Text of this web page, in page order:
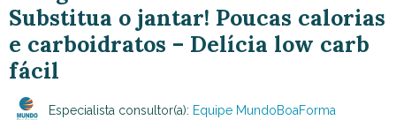
Substitua o jantar! Poucas calorias
e carboidratos – Delícia low carb
fácil
Especialista consultor(a): Equipe MundoBoaForma